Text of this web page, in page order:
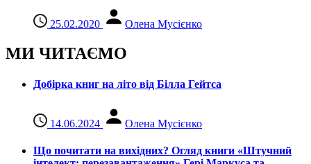
25.02.2020 Олена Мусієнко
МИ ЧИТАЄМО
Добірка книг на літо від Білла Гейтса
14.06.2024 Олена Мусієнко
Що почитати на вихідних? Огляд книги «Штучний